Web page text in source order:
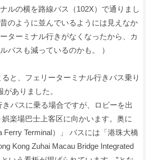
ルの横を路線バス（102X）で通りまし
のように並んでいるようには見えなか
ターミナル行きがなくなったから、カ
バスも減っているのかも。 ）
と、フェリーターミナル行きバス乗り
ありました。
バスに乗る場合ですが、ロビーを出
楽場巴士上客区に向かいます。奥に
Ferry Terminal）」 バスには「港珠大橋
Kong Zuhai Macau Bridge Integrated